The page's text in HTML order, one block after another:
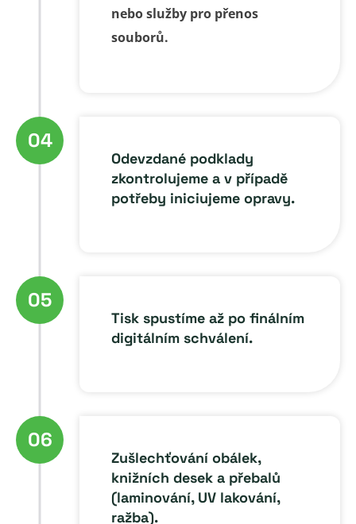
nebo služby pro přenos
souborů.
Odevzdané podklady
zkontrolujeme a v případě
potřeby iniciujeme opravy.
04
Tisk spustíme až po finálním
digitálním schválení.
05
Zušlechťování obálek,
knižních desek a přebalů
(laminování, UV lakování,
ražba).
06